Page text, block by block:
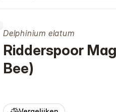
Delphinium elatum
Ridderspoor
Bee)